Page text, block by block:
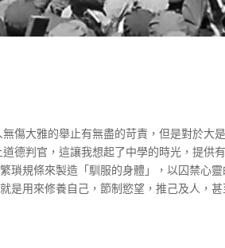
傷大雅的舉止有無盡的苛責，但是對於大
德判官，這讓我想起了中學的時光，提供
瑣規條來製造「馴服的身體」，以囚禁心
是用來修養自己，節制慾望，推己及人，